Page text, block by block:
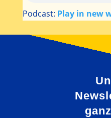
Podcast: Play in new